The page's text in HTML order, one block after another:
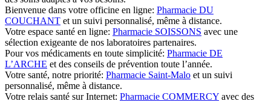
Bienvenue dans votre officine en ligne: Pharmacie DU
COUCHANT et un suivi personnalisé, même à distance.
Votre espace santé en ligne: Pharmacie SOISSONS avec une
sélection exigeante de nos laboratoires partenaires.
Pour vos médicaments en toute simplicité: Pharmacie DE
L’ARCHE et des conseils de prévention toute l’année.
Votre santé, notre priorité: Pharmacie Saint-Malo et un suivi
personnalisé, même à distance.
Votre relais santé sur Internet: Pharmacie COMMERCY avec des